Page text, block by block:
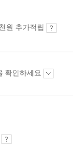
원 추가적립
확인하세요